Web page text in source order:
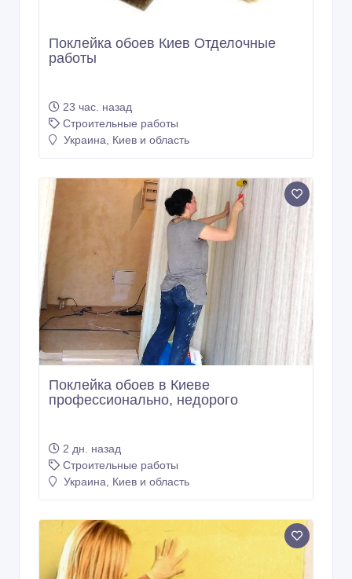
Поклейка обоев Киев Отделочные
работы
23 час. назад
Строительные работы
Украина, Киев и область
Поклейка обоев в Киеве
профессионально, недорого
2 дн. назад
Строительные работы
Украина, Киев и область